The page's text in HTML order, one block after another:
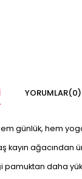
YORUMLAR(0)
günlük, hem
kayın ağacından
pamuktan daha